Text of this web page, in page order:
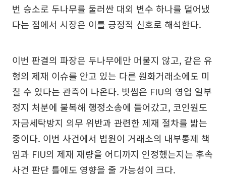
번 승소로 두나무를 둘러싼 대외 변수 하나를 덜어냈
다는 점에서 시장은 이를 긍정적 신호로 해석한다.
이번 판결의 파장은 두나무에만 머물지 않고, 같은 유
형의 제재 이슈를 안고 있는 다른 원화거래소에도 미
칠 수 있다는 관측이 나온다. 빗썸은 FIU의 영업 일부
정지 처분에 불복해 행정소송에 들어갔고, 코인원도
자금세탁방지 의무 위반과 관련한 제재 절차를 밟는
중이다. 이번 사건에서 법원이 거래소의 내부통제 책
임과 FIU의 제재 재량을 어디까지 인정했는지는 후속
사건 판단 틀에도 영향을 줄 가능성이 크다.